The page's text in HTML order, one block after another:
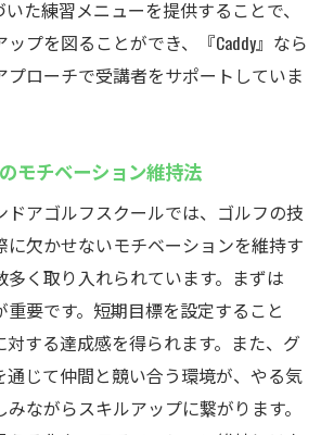
た練習メニューを提供することで、
プを図ることができ、『Caddy』なら
プローチで受講者をサポートしていま
モチベーション維持法
ドアゴルフスクールでは、ゴルフの技
に欠かせないモチベーションを維持す
多く取り入れられています。まずは
重要です。短期目標を設定すること
対する達成感を得られます。また、グ
通じて仲間と競い合う環境が、やる気
ながらスキルアップに繋がります。